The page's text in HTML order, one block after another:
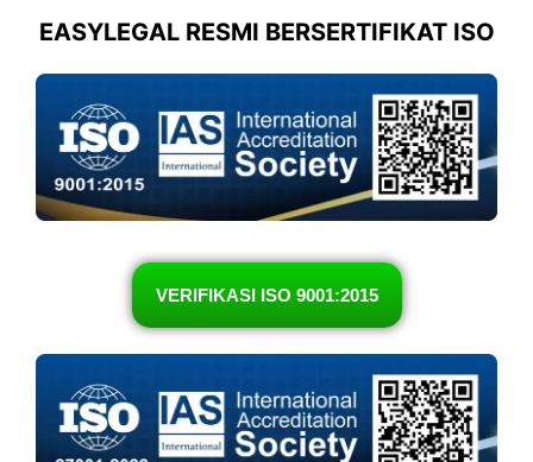
EASYLEGAL RESMI BERSERTIFIKAT ISO
VERIFIKASI ISO 9001:2015